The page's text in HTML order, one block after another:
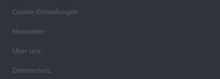
Cookie-Einstellungen
Newsletter
Über uns
Datenschutz